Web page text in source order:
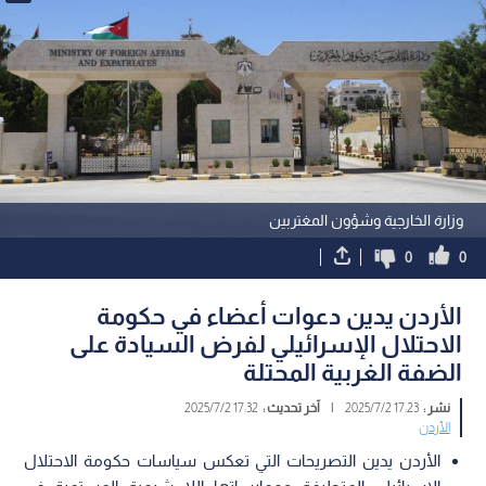
وزارة الخارجية وشؤون المغتربين
0
0
الأردن يدين دعوات أعضاء في حكومة
الاحتلال الإسرائيلي لفرض السيادة على
الضفة الغربية المحتلة
نشر :17:23 2025/7/2
| آخر تحديث :17:32 2025/7/2
الأردن
الأردن يدين التصريحات التي تعكس سياسات حكومة الاحتلال